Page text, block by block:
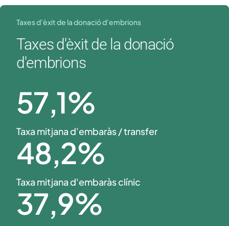
Taxes d'èxit de la donació d'embrions
Taxes d'èxit de la donació
d'embrions
57,1%
Taxa mitjana d'embaràs / transfer
48,2%
Taxa mitjana d'embaràs clínic
37,9%